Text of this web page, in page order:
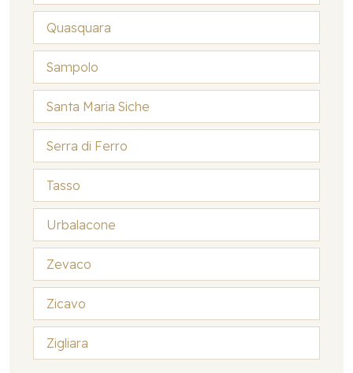
Quasquara
Sampolo
Santa Maria Siche
Serra di Ferro
Tasso
Urbalacone
Zevaco
Zicavo
Zigliara